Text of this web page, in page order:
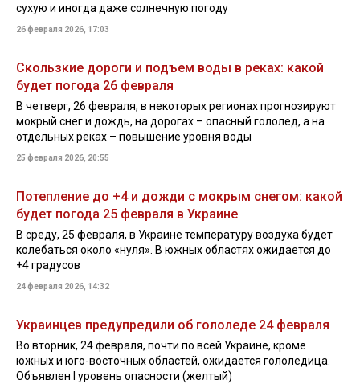
сухую и иногда даже солнечную погоду
26 февраля 2026, 17:03
Скользкие дороги и подъем воды в реках: какой
будет погода 26 февраля
В четверг, 26 февраля, в некоторых регионах прогнозируют
мокрый снег и дождь, на дорогах – опасный гололед, а на
отдельных реках – повышение уровня воды
25 февраля 2026, 20:55
Потепление до +4 и дожди с мокрым снегом: какой
будет погода 25 февраля в Украине
В среду, 25 февраля, в Украине температуру воздуха будет
колебаться около «нуля». В южных областях ожидается до
+4 градусов
24 февраля 2026, 14:32
Украинцев предупредили об гололеде 24 февраля
Во вторник, 24 февраля, почти по всей Украине, кроме
южных и юго-восточных областей, ожидается гололедица.
Объявлен I уровень опасности (желтый)